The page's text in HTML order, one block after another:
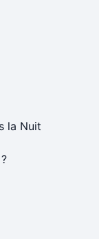
la Nuit